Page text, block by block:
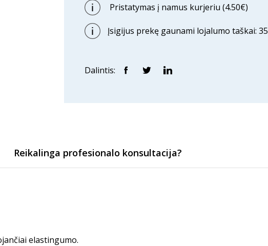
Pristatymas į namus kurjeriu (4.50€)
Įsigijus prekę gaunami lojalumo taškai: 35
Dalintis:
Reikalinga profesionalo konsultacija?
elastingumo.